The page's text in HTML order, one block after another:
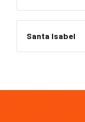
Santa Isabel